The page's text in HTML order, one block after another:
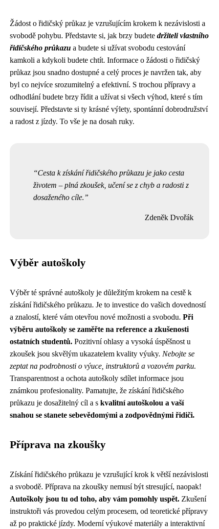
Žádost o řidičský průkaz je vzrušujícím krokem k nezávislosti a
svobodě pohybu. Představte si, jak brzy budete držiteli vlastního
řidičského průkazu a budete si užívat svobodu cestování
kamkoli a kdykoli budete chtít. Informace o žádosti o řidičský
průkaz jsou snadno dostupné a celý proces je navržen tak, aby
byl co nejvíce srozumitelný a efektivní. S trochou přípravy a
odhodlání budete brzy řídit a užívat si všech výhod, které s tím
souvisejí. Představte si ty krásné výlety, spontánní dobrodružství
a radost z jízdy. To vše je na dosah ruky.
Cesta k získání řidičského průkazu je jako cesta
životem – plná zkoušek, učení se z chyb a radosti z
dosaženého cíle.
Zdeněk Dvořák
Výběr autoškoly
Výběr té správné autoškoly je důležitým krokem na cestě k
získání řidičského průkazu. Je to investice do vašich dovedností
a znalostí, které vám otevřou nové možnosti a svobodu. Při
výběru autoškoly se zaměřte na reference a zkušenosti
ostatních studentů. Pozitivní ohlasy a vysoká úspěšnost u
zkoušek jsou skvělým ukazatelem kvality výuky. Nebojte se
zeptat na podrobnosti o výuce, instruktorů a vozovém parku.
Transparentnost a ochota autoškoly sdílet informace jsou
známkou profesionality. Pamatujte, že získání řidičského
průkazu je dosažitelný cíl a s kvalitní autoškolou a vaší
snahou se stanete sebevědomými a zodpovědnými řidiči.
Příprava na zkoušky
Získání řidičského průkazu je vzrušující krok k větší nezávislosti
a svobodě. Příprava na zkoušky nemusí být stresující, naopak!
Autoškoly jsou tu od toho, aby vám pomohly uspět. Zkušení
instruktoři vás provedou celým procesem, od teoretické přípravy
až po praktické jízdy. Moderní výukové materiály a interaktivní